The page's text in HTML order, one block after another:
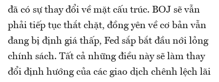
đã có sự thay đổi về mặt cấu trúc. BOJ sẽ vẫn
phải tiếp tục thắt chặt, đồng yên về cơ bản vẫn
đang bị định giá thấp, Fed sắp bắt đầu nới lỏng
chính sách. Tất cả những điều này sẽ làm thay
đổi định hướng của các giao dịch chênh lệch lãi